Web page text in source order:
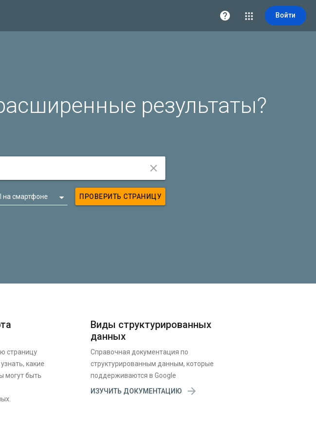
 Войти
результаты?

на смартфоне  ПРОВЕРИТЬ СТРАНИЦУ
страницу
какие
могут быть
Виды структурированных
данных
Справочная документация по
структурированным данным, которые
поддерживаются в Google
ИЗУЧИТЬ ДОКУМЕНТАЦИЮ
